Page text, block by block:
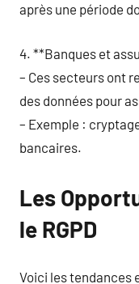
après une période
4. **Banques et
– Ces secteurs ont
des données pour
– Exemple :
bancaires.
Les
le RGPD
Voici les tendances